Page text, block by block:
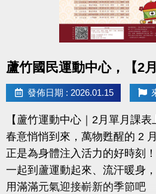
2/28 前 本期臨櫃報名
◆有 加碼優惠 喔◆
同一人報名三門以上 → 88折優
同一人報名兩門以上 → 9折優惠
連絡資訊
-官
https://www.lzsports.com.tw/
-FB : 桃園市蘆竹國民運動中心
-IG : @luzhusports
蘆竹國民運動中心，【2
發佈日期 : 2026.01.15
【蘆竹運動中心｜2月單月課表
春意悄悄到來，萬物甦醒的 2
正是為身體注入活力的好時刻！
一起到蘆運動起來、流汗暖身，
用滿滿元氣迎接嶄新的季節吧